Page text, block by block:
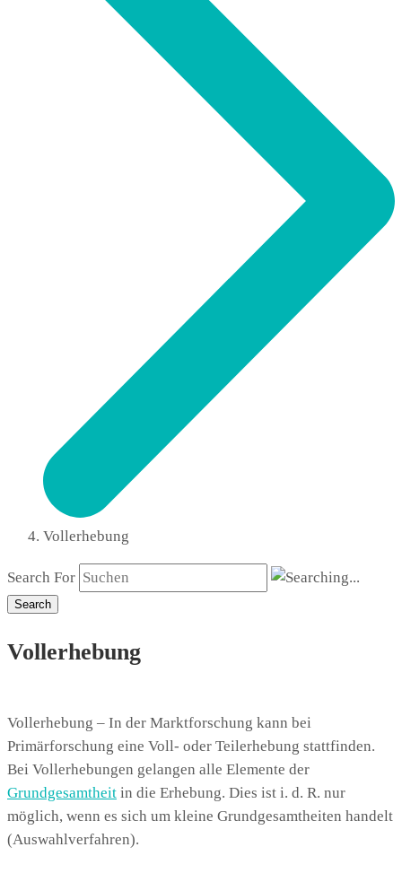
Vollerhebung
Search For
Search
Vollerhebung
Vollerhebung – In der Marktforschung kann bei
Primärforschung eine Voll- oder Teilerhebung stattfinden.
Bei Vollerhebungen gelangen alle Elemente der
Grundgesamtheit in die Erhebung. Dies ist i. d. R. nur
möglich, wenn es sich um kleine Grundgesamtheiten handelt
(Auswahlverfahren).